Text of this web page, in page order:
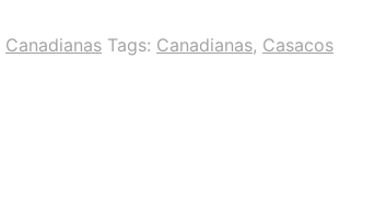
Canadianas Tags: Canadianas, Casacos